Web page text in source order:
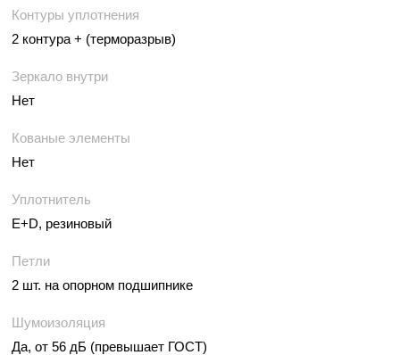
Контуры уплотнения
2 контура + (терморазрыв)
Зеркало внутри
Нет
Кованые элементы
Нет
Уплотнитель
E+D, резиновый
Петли
2 шт. на опорном подшипнике
Шумоизоляция
Да, от 56 дБ (превышает ГОСТ)